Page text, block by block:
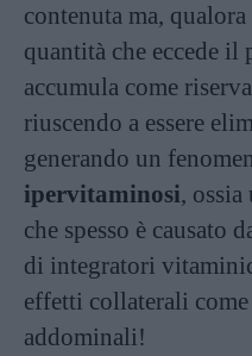
contenuta ma,
quantità che eccede
accumula come
riuscendo a essere
generando un
ipervitaminosi, ossia
che spesso è causato
di integratori
effetti collaterali
addominali!